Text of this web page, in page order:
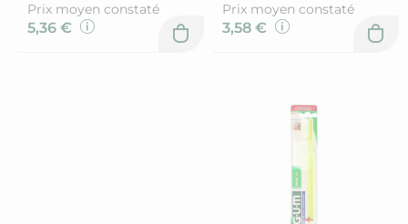
Prix moyen constaté
5,36 €
Prix moyen constaté
3,58 €